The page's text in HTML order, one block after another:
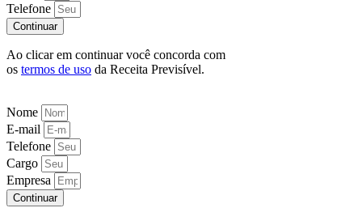
Telefone
Continuar
Ao clicar em continuar você concorda com
os termos de uso da Receita Previsível.
Nome
E-mail
Telefone
Cargo
Empresa
Continuar